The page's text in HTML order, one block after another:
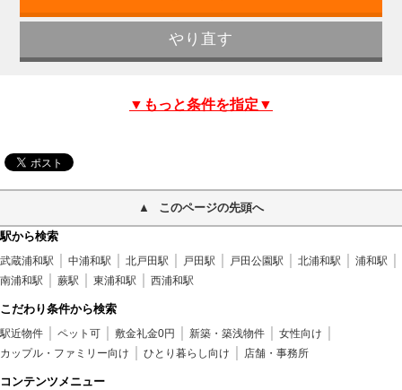
▼もっと条件を指定▼
このページの先頭へ
駅から検索
武蔵浦和駅 中浦和駅 北戸田駅 戸田駅 戸田公園駅 北浦和駅
浦和駅
南浦和駅
蕨駅 東浦和駅 西浦和駅
こだわり条件から検索
駅近物件 ペット可 敷金礼金0円 新築・築浅物件
女性向け
カップル・ファミリー向け
ひとり暮らし向け 店舗・事務所
コンテンツメニュー